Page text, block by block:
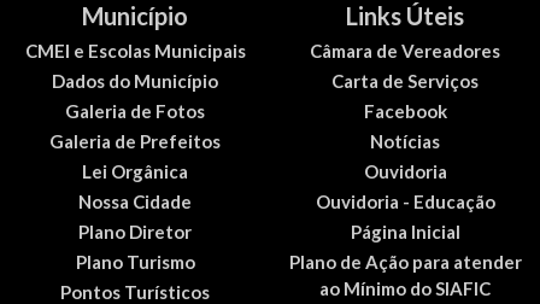
Município
CMEI e Escolas Municipais
Dados do Município
Galeria de Fotos
Galeria de Prefeitos
Lei Orgânica
Nossa Cidade
Plano Diretor
Plano Turismo
Pontos Turísticos
Links Úteis
Câmara de Vereadores
Carta de Serviços
Facebook
Notícias
Ouvidoria
Ouvidoria - Educação
Página Inicial
Plano de Ação para atender
ao Mínimo do SIAFIC